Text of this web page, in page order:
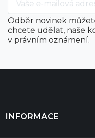
Odběr novinek
chcete udělat, naše
v právním oznámení.
INFORMACE